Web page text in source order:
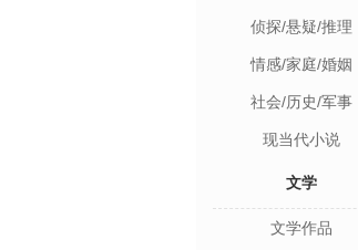
侦探/悬疑/推理
情感/家庭/婚姻
社会/历史/军事
现当代小说
文学
文学作品